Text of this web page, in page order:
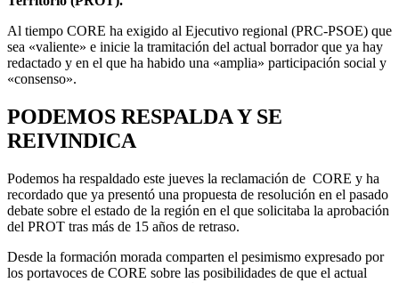
Al tiempo CORE ha exigido al Ejecutivo regional (PRC-PSOE) que
sea «valiente» e inicie la tramitación del actual borrador que ya hay
redactado y en el que ha habido una «amplia» participación social y
«consenso».
PODEMOS RESPALDA Y SE
REIVINDICA
Podemos ha respaldado este jueves la reclamación de CORE y ha
recordado que ya presentó una propuesta de resolución en el pasado
debate sobre el estado de la región en el que solicitaba la aprobación
del PROT tras más de 15 años de retraso.
Desde la formación morada comparten el pesimismo expresado por
los portavoces de CORE sobre las posibilidades de que el actual